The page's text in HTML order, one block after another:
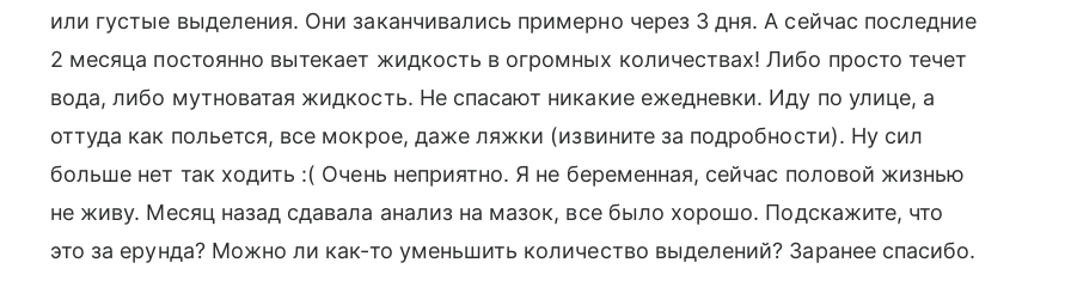
или густые выделения. Они заканчивались примерно через 3 дня. А сейчас последние
2 месяца постоянно вытекает жидкость в огромных количествах! Либо просто течет
вода, либо мутноватая жидкость. Не спасают никакие ежедневки. Иду по улице, а
оттуда как польется, все мокрое, даже ляжки (извините за подробности). Ну сил
больше нет так ходить :( Очень неприятно. Я не беременная, сейчас половой жизнью
не живу. Месяц назад сдавала анализ на мазок, все было хорошо. Подскажите, что
это за ерунда? Можно ли как-то уменьшить количество выделений? Заранее спасибо.